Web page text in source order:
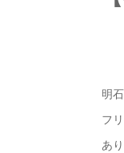
明
フ
あ